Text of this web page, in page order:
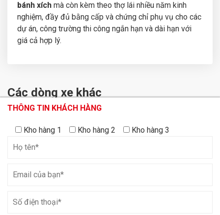
bánh xích mà còn kèm theo thợ lái nhiều năm kinh
nghiệm, đầy đủ bằng cấp và chứng chỉ phụ vụ cho các
dự án, công trường thi công ngắn hạn và dài hạn với
giá cả hợp lý.
Các dòng xe khác
Xe cẩu bánh lốp 550
tấn TADANO AR-
5500M
Xe cẩu bánh xích 80
tấn Sumitomo
Xe cẩu bánh xích 450
THÔNG TIN KHÁCH HÀNG
THÔNG TIN KHÁCH HÀNG
Kho hàng 1 Kho hàng 2 Kho hàng 3
THÔNG TIN KHÁCH HÀNG
Kho hàng 1 Kho hàng 2 Kho hàng 3